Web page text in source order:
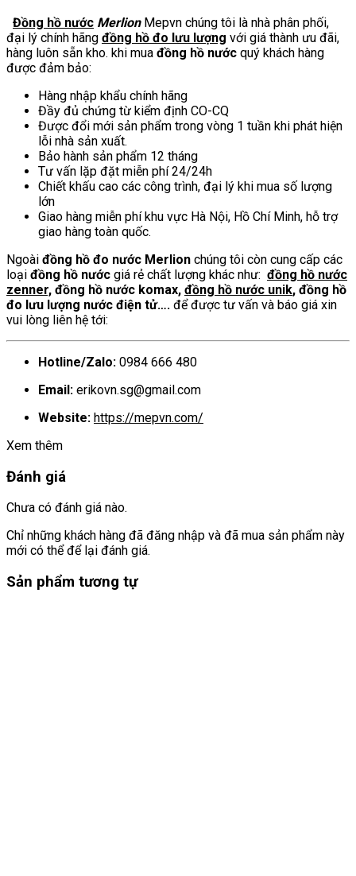
Đồng hồ nước Merlion Mepvn chúng tôi là nhà phân phối,
đại lý chính hãng đồng hồ đo lưu lượng với giá thành ưu đãi,
hàng luôn sẵn kho. khi mua đồng hồ nước quý khách hàng
được đảm bảo:
Hàng nhập khẩu chính hãng
Đầy đủ chứng từ kiểm định CO-CQ
Được đổi mới sản phẩm trong vòng 1 tuần khi phát hiện
lỗi nhà sản xuất.
Bảo hành sản phẩm 12 tháng
Tư vấn lặp đặt miễn phí 24/24h
Chiết khấu cao các công trình, đại lý khi mua số lượng
lớn
Giao hàng miễn phí khu vực Hà Nội, Hồ Chí Minh, hỗ trợ
giao hàng toàn quốc.
Ngoài đồng hồ đo nước Merlion chúng tôi còn cung cấp các
loại đồng hồ nước giá rẻ chất lượng khác như: đồng hồ nước
zenner, đồng hồ nước komax, đồng hồ nước unik, đồng hồ
đo lưu lượng nước điện tử…. để được tư vấn và báo giá xin
vui lòng liên hệ tới:
Hotline/Zalo: 0984 666 480
Email: erikovn.sg@gmail.com
Website: https://mepvn.com/
Xem thêm
Đánh giá
Chưa có đánh giá nào.
Chỉ những khách hàng đã đăng nhập và đã mua sản phẩm này
mới có thể để lại đánh giá.
Sản phẩm tương tự